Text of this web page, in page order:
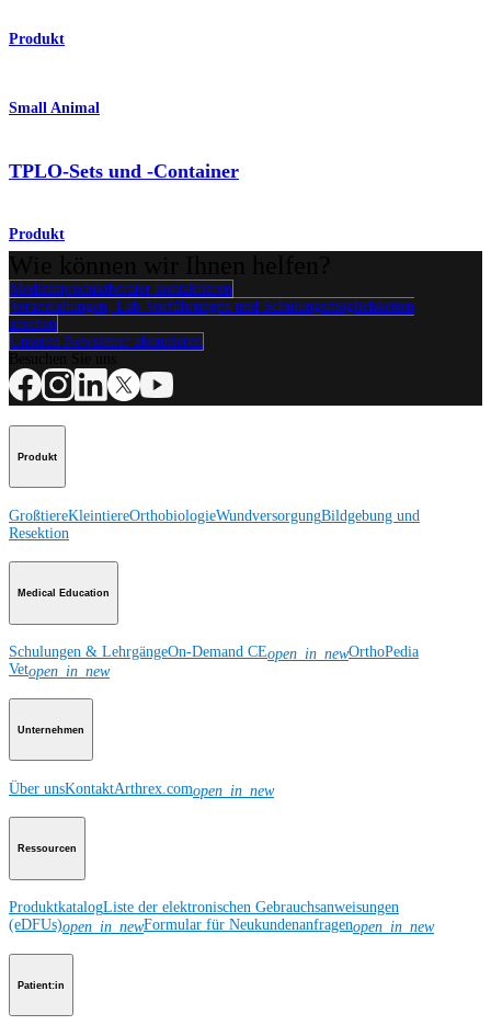
Produkt
Small Animal
TPLO-Sets und -Container
Produkt
Medizinproduktberater kontaktieren
Veranstaltungen, Lab-Vorführungen und Schulungsmöglichkeiten
ansehen
Unseren Newsletter abonnieren
Produkt
GroßtiereKleintiereOrthobiologieWundversorgungBildgebung und
Resektion
Medical Education
Schulungen & LehrgängeOn-Demand CEopen_in_newOrthoPedia
Vetopen_in_new
Unternehmen
Über unsKontaktArthrex.comopen_in_new
Ressourcen
ProduktkatalogListe der elektronischen Gebrauchsanweisungen
(eDFUs)open_in_newFormular für Neukundenanfragenopen_in_new
Patient:in